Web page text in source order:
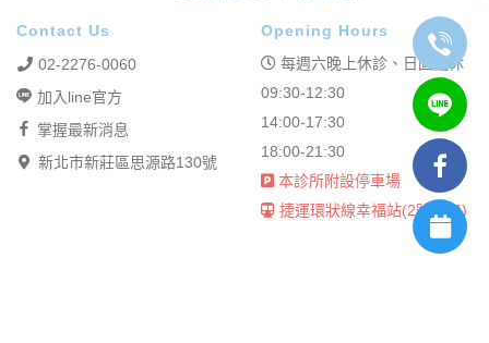
Contact Us
02-2276-0060
加入line官方
掌握最新消息
新北市新莊區思源路130號
Opening Hours
每週六晚上休診、日固定休
09:30-12:30
14:00-17:30
18:00-21:30
本診所附設停車場
捷運環狀線幸福站(2號出口)